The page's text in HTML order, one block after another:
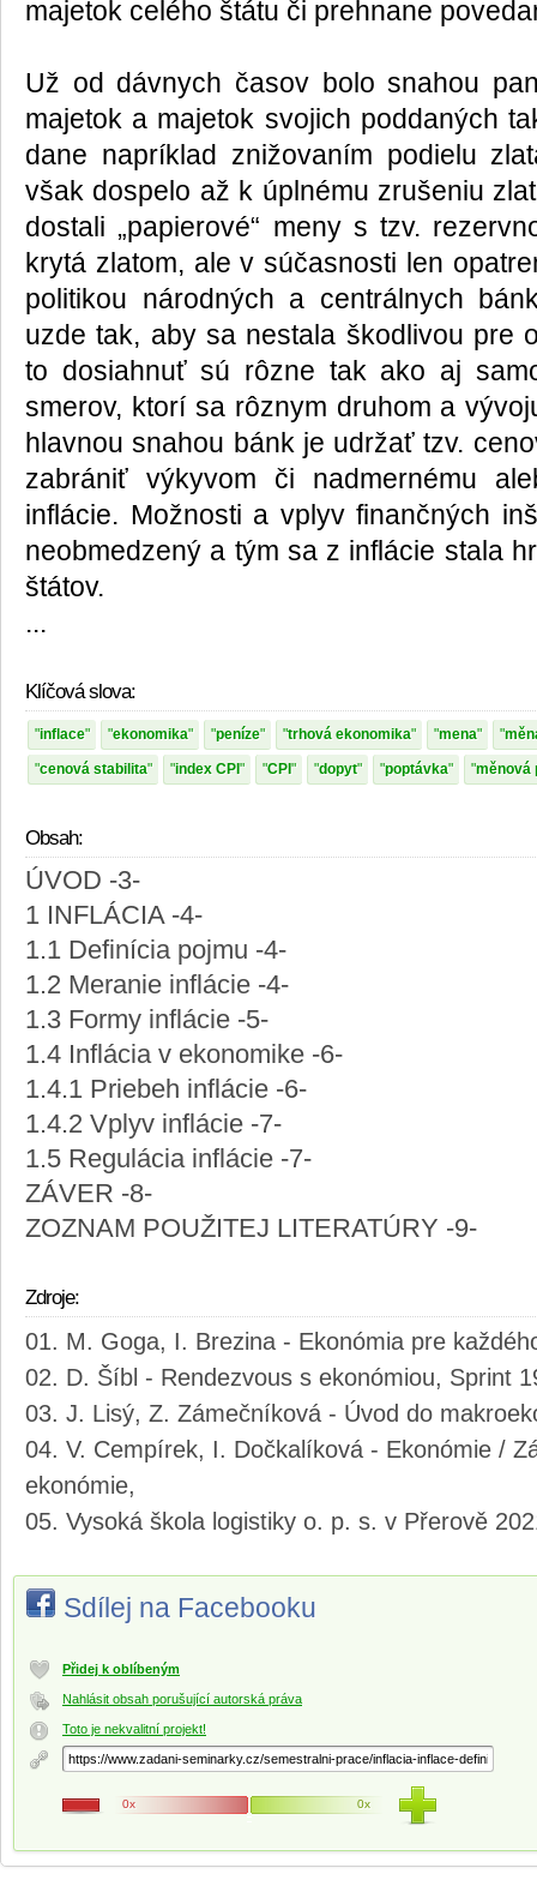
majetok celého štátu či prehnane
Už od dávnych časov bolo snahou
majetok a majetok svojich poddaných
dane napríklad znižovaním podielu
však dospelo až k úplnému zrušeniu
dostali „papierové“ meny s tzv.
krytá zlatom, ale v súčasnosti len
politikou národných a centrálnych
uzde tak, aby sa nestala škodlivou pre
to dosiahnuť sú rôzne tak ako aj
smerov, ktorí sa rôznym druhom a
hlavnou snahou bánk je udržať tzv.
zabrániť výkyvom či nadmernému
inflácie. Možnosti a vplyv finančných
neobmedzený a tým sa z inflácie stala
štátov.
...
Klíčová slova:
inflace ekonomika peníze trhová ekonomika mena
cenová stabilita index CPI CPI dopyt poptávka měnová
Obsah:
ÚVOD -3-
1 INFLÁCIA -4-
1.1 Definícia pojmu -4-
1.2 Meranie inflácie -4-
1.3 Formy inflácie -5-
1.4 Inflácia v ekonomike -6-
1.4.1 Priebeh inflácie -6-
1.4.2 Vplyv inflácie -7-
1.5 Regulácia inflácie -7-
ZÁVER -8-
ZOZNAM POUŽITEJ LITERATÚRY -9-
Zdroje:
M. Goga, I. Brezina - Ekonómia pre
D. Šíbl - Rendezvous s ekonómiou, Sprint
J. Lisý, Z. Zámečníková - Úvod do
V. Cempírek, I. Dočkalíková - Ekonómie /
ekonómie,
Vysoká škola logistiky o. p. s. v Přerově
Sdílej na Facebooku
Přidej k oblíbeným
Nahlásit obsah porušující autorská práva
Toto je nekvalitní projekt!
0x 0x